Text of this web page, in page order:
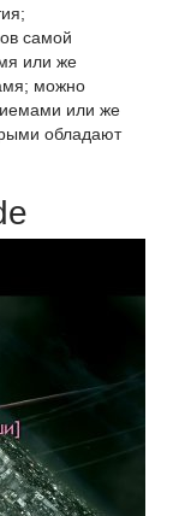
самой
или же
можно
или же
обладают